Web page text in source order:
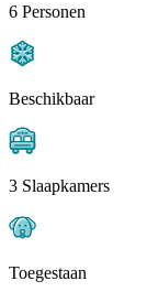
6 Personen
Beschikbaar
3 Slaapkamers
Toegestaan